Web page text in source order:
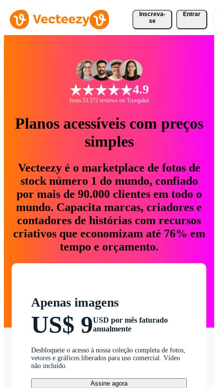
Inscreva-
se
Entrar
4.9
from 33.572 reviews on Trustpilot
Planos acessíveis com preços
simples
Vecteezy é o marketplace de fotos de
stock número 1 do mundo, confiado
por mais de 90.000 clientes em todo o
mundo. Capacita marcas, criadores e
contadores de histórias com recursos
criativos que economizam até 76% em
tempo e orçamento.
Apenas imagens
US$ 9USD por mês faturado
anualmente
Desbloqueie o acesso à nossa coleção completa de fotos,
vetores e gráficos liberados para uso comercial. Vídeo
não incluído.
Assine agora